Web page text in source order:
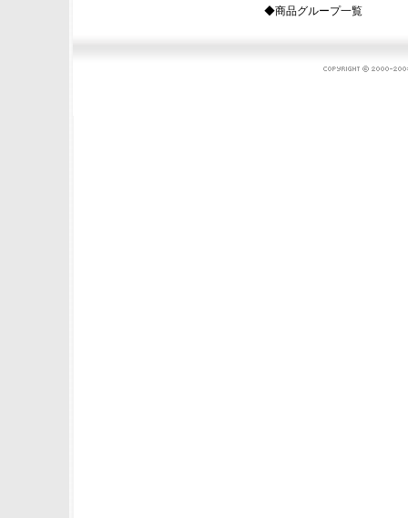
◆商品グループ一覧